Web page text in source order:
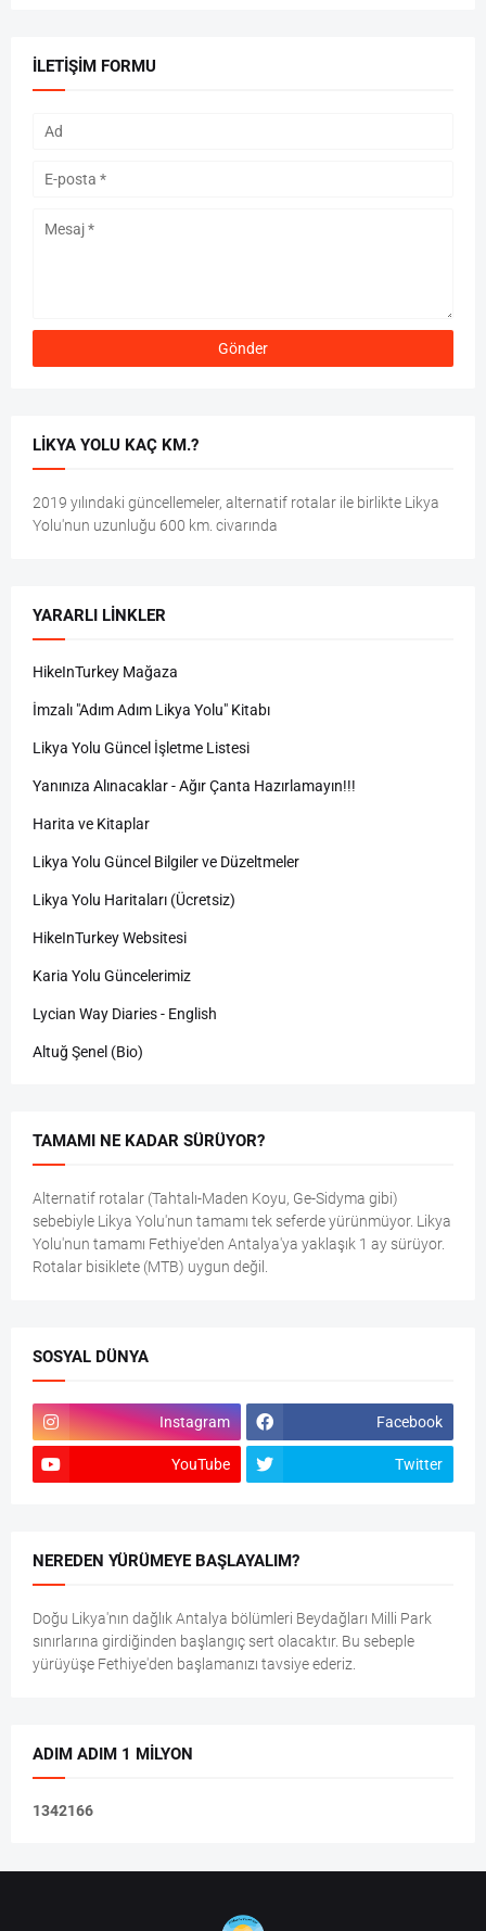
İLETIŞIM FORMU
LIKYA YOLU KAÇ KM.?
2019 yılındaki güncellemeler, alternatif rotalar ile birlikte Likya
Yolu'nun uzunluğu 600 km. civarında
YARARLI LINKLER
HikeInTurkey Mağaza
İmzalı "Adım Adım Likya Yolu" Kitabı
Likya Yolu Güncel İşletme Listesi
Yanınıza Alınacaklar - Ağır Çanta Hazırlamayın!!!
Harita ve Kitaplar
Likya Yolu Güncel Bilgiler ve Düzeltmeler
Likya Yolu Haritaları (Ücretsiz)
HikeInTurkey Websitesi
Karia Yolu Güncelerimiz
Lycian Way Diaries - English
Altuğ Şenel (Bio)
TAMAMI NE KADAR SÜRÜYOR?
Alternatif rotalar (Tahtalı-Maden Koyu, Ge-Sidyma gibi)
sebebiyle Likya Yolu'nun tamamı tek seferde yürünmüyor. Likya
Yolu'nun tamamı Fethiye'den Antalya'ya yaklaşık 1 ay sürüyor.
Rotalar bisiklete (MTB) uygun değil.
SOSYAL DÜNYA
Instagram Facebook
YouTube Twitter
NEREDEN YÜRÜMEYE BAŞLAYALIM?
Doğu Likya'nın dağlık Antalya bölümleri Beydağları Milli Park
sınırlarına girdiğinden başlangıç sert olacaktır. Bu sebeple
yürüyüşe Fethiye'den başlamanızı tavsiye ederiz.
ADIM ADIM 1 MILYON
1342166